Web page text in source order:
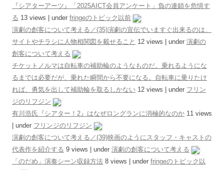
『シアターアーツ』「2025AICT会員アンケート」負の連鎖を危惧す
る 13 views under fringeのトピック以前
演劇の創客について考える／(35)演劇の宣伝でいますぐ出来るのは、
サイトやチラシに人物相関図を載せること 12 views under 演劇の
創客について考える
チケットノルマは自転車の補助輪のようなものだ。乗れるようにな
るまでは必要だが、乗れた瞬間から不要になる。自転車に乗りたけ
れば、勇気を出して補助輪を取るしかない 12 views under フリン
ジのリフジン
有川浩氏『シアター！2』はなぜロングランに消極的なのか 11 views
under フリンジのリフジン
演劇の創客について考える／(39)映画のようにスタッフ・キャストの
代表作を紹介する 9 views under 演劇の創客について考える
「のだめ」演奏シーン収録方法 8 views under fringeのトピック以